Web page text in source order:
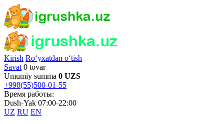
Kirish Ro‘yxatdan o‘tish
Savat 0 tovar
Umumiy summa 0 UZS
+998(55)500-01-55
Время работы:
Dush-Yak 07:00-22:00
UZ RU EN